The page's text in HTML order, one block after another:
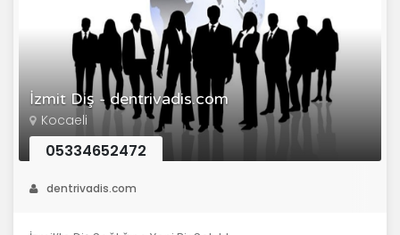
İzmit Diş - dentrivadis.com
Kocaeli
05334652472
dentrivadis.com